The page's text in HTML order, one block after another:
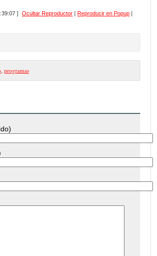
] Ocultar Reproductor |Reproducir en Popup |
programas